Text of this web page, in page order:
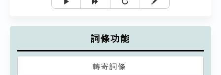
詞條功能
轉寄詞條